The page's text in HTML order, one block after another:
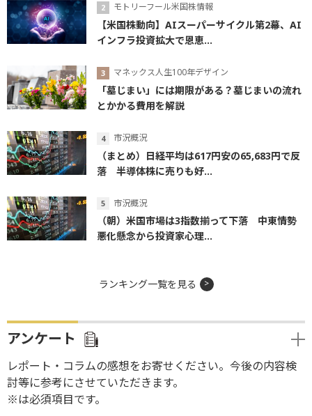
モトリーフール米国株情報
【米国株動向】AIスーパーサイクル第2幕、AI
インフラ投資拡大で恩恵...
マネックス人生100年デザイン
「墓じまい」には期限がある？墓じまいの流れ
とかかる費用を解説
市況概況
（まとめ）日経平均は617円安の65,683円で反
落 半導体株に売りも好...
市況概況
（朝）米国市場は3指数揃って下落 中東情勢
悪化懸念から投資家心理...
ランキング一覧を見る
アンケート
レポート・コラムの感想をお寄せください。今後の内容検
討等に参考にさせていただきます。
※は必須項目です。